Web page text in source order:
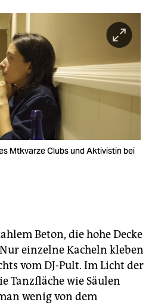
Mtkvarze Clubs und Aktivistin bei
Beton, die hohe Decke
einzelne Kacheln kleben
vom DJ-Pult. Im Licht der
Tanzfläche wie Säulen
wenig von dem